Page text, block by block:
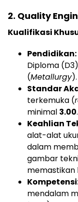
2. Quality
Kualifikasi
Pendidikan:
Diploma
(Metallurgy).
Standar
terkemuka (
minimal 3.00.
Keahlian
alat-alat
dalam
gambar
memastikan
mendalam